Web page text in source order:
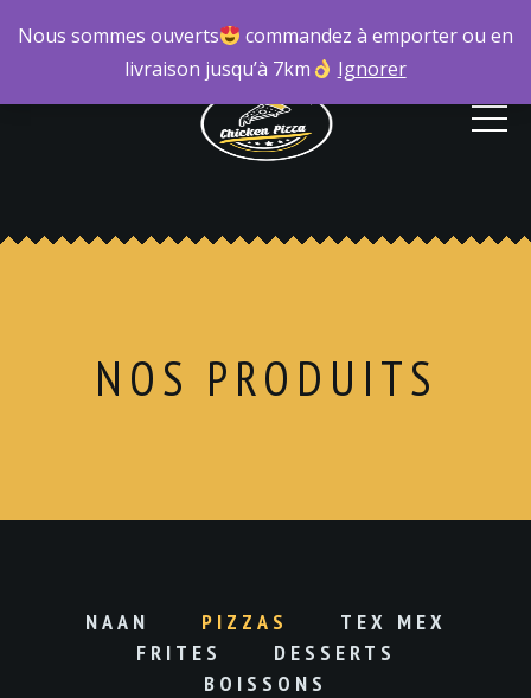
NOS PRODUITS
NAAN PIZZAS
TEX MEX
FRITES
DESSERTS
BOISSONS
Nous sommes ouverts
commandez à emporter ou en
livraison jusqu’à 7km
Ignorer